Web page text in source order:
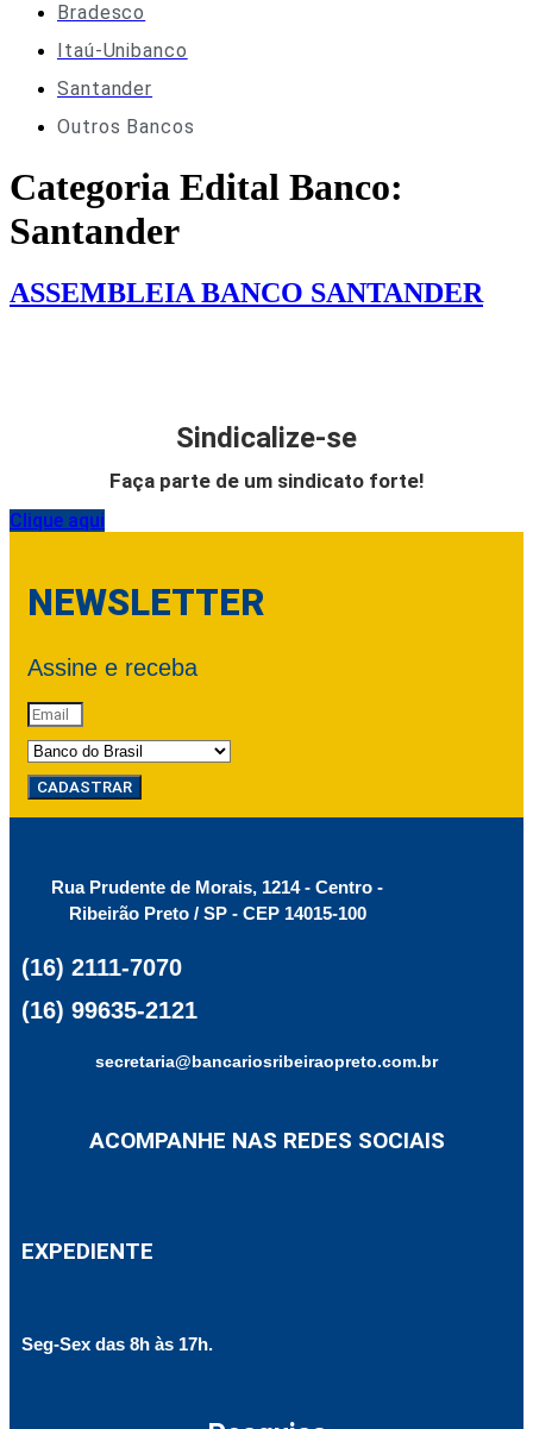
Bradesco
Itaú-Unibanco
Santander
Outros Bancos
Categoria Edital Banco:
Santander
ASSEMBLEIA BANCO SANTANDER
Sindicalize-se
Faça parte de um sindicato forte!
Clique aqui
NEWSLETTER
Assine e receba
CADASTRAR
Rua Prudente de Morais, 1214 - Centro -
Ribeirão Preto / SP - CEP 14015-100
(16) 2111-7070
(16) 99635-2121
secretaria@bancariosribeiraopreto.com.br
ACOMPANHE NAS REDES SOCIAIS
EXPEDIENTE
Seg-Sex das 8h às 17h.